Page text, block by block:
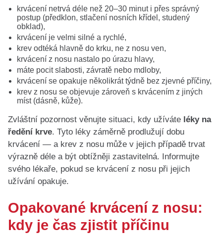
krvácení netrvá déle než 20–30 minut i přes správný
postup (předklon, stlačení nosních křídel, studený
obklad),
krvácení je velmi silné a rychlé,
krev odtéká hlavně do krku, ne z nosu ven,
krvácení z nosu nastalo po úrazu hlavy,
máte pocit slabosti, závratě nebo mdloby,
krvácení se opakuje několikrát týdně bez zjevné příčiny,
krev z nosu se objevuje zároveň s krvácením z jiných
míst (dásně, kůže).
Zvláštní pozornost věnujte situaci, kdy užíváte léky na
ředění krve. Tyto léky záměrně prodlužují dobu
krvácení — a krev z nosu může v jejich případě trvat
výrazně déle a být obtížněji zastavitelná. Informujte
svého lékaře, pokud se krvácení z nosu při jejich
užívání opakuje.
Opakované krvácení z nosu:
kdy je čas zjistit příčinu